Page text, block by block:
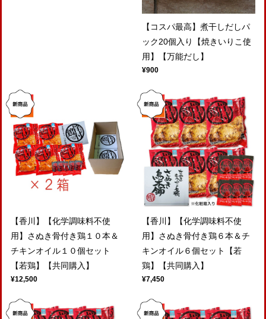
【コスパ最高】煮干しだしパ
ック20個入り【焼きいりこ使
用】【万能だし】
¥900
【香川】【化学調味料不使
用】さぬき骨付き鶏１０本＆
チキンオイル１０個セット
【若鶏】【共同購入】
¥12,500
【香川】【化学調味料不使
用】さぬき骨付き鶏６本＆チ
キンオイル６個セット【若
鶏】【共同購入】
¥7,450